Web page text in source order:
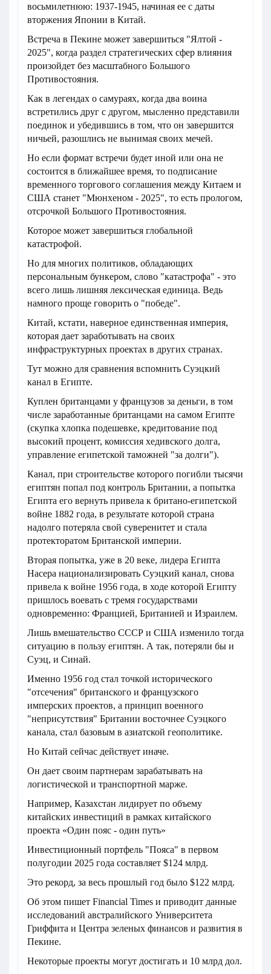
восьмилетнюю: 1937-1945, начиная ее с даты
вторжения Японии в Китай.
Встреча в Пекине может завершиться "Ялтой -
2025", когда раздел стратегических сфер влияния
произойдет без масштабного Большого
Противостояния.
Как в легендах о самураях, когда два воина
встретились друг с другом, мысленно представили
поединок и убедившись в том, что он завершится
ничьей, разошлись не вынимая своих мечей.
Но если формат встречи будет иной или она не
состоится в ближайшее время, то подписание
временного торгового соглашения между Китаем и
США станет "Мюнхеном - 2025", то есть прологом,
отсрочкой Большого Противостояния.
Которое может завершиться глобальной
катастрофой.
Но для многих политиков, обладающих
персональным бункером, слово "катастрофа" - это
всего лишь лишняя лексическая единица. Ведь
намного проще говорить о "победе".
Китай, кстати, наверное единственная империя,
которая дает заработывать на своих
инфраструктурных проектах в других странах.
Тут можно для сравнения вспомнить Суэцкий
канал в Египте.
Куплен британцами у французов за деньги, в том
числе заработанные британцами на самом Египте
(скупка хлопка подешевке, кредитование под
высокий процент, комиссия хедивского долга,
управление египетской таможней "за долги").
Канал, при строительстве которого погибли тысячи
египтян попал под контроль Британии, а попытка
Египта его вернуть привела к британо-египетской
войне 1882 года, в результате которой страна
надолго потеряла свой суверенитет и стала
протекторатом Британской империи.
Вторая попытка, уже в 20 веке, лидера Египта
Насера национализировать Суэцкий канал, снова
привела к войне 1956 года, в ходе которой Египту
пришлось воевать с тремя государствами
одновременно: Францией, Британией и Израилем.
Лишь вмешательство СССР и США изменило тогда
ситуацию в пользу египтян. А так, потеряли бы и
Суэц, и Синай.
Именно 1956 год стал точкой исторического
"отсечения" британского и французского
имперских проектов, а принцип военного
"неприсутствия" Британии восточнее Суэцкого
канала, стал базовым в азиатской геополитике.
Но Китай сейчас действует иначе.
Он дает своим партнерам зарабатывать на
логистической и транспортной марже.
Например, Казахстан лидирует по объему
китайских инвестиций в рамках китайского
проекта «Один пояс - один путь»
Инвестиционный портфель "Пояса" в первом
полугодии 2025 года составляет $124 млрд.
Это рекорд, за весь прошлый год было $122 млрд.
Об этом пишет Financial Times и приводит данные
исследований австралийского Университета
Гриффита и Центра зеленых финансов и развития в
Пекине.
Некоторые проекты могут достигать и 10 млрд дол.